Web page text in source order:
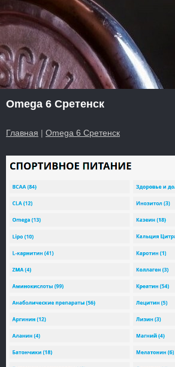
Omega 6 Сретенск
Главная | Omega 6 Сретенск